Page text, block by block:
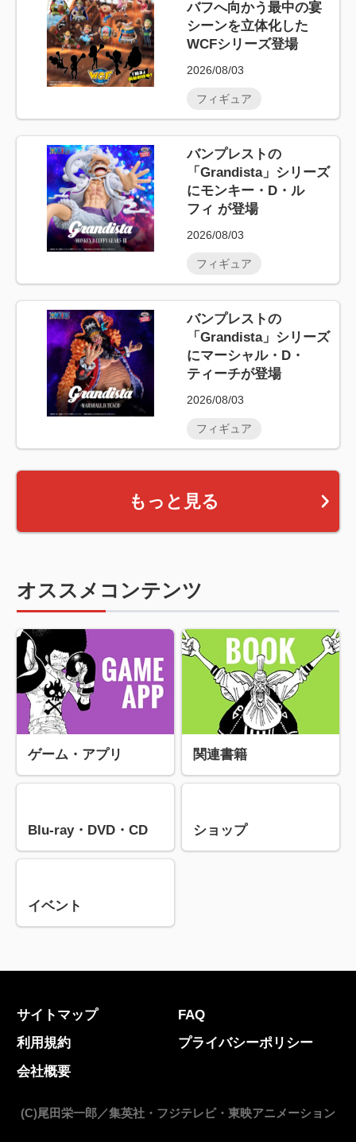
バフへ向かう最中の宴
シーンを立体化した
WCFシリーズ登場
2026/08/03
フィギュア
バンプレストの
「Grandista」シリーズ
にモンキー・D・ル
フィ が登場
2026/08/03
フィギュア
バンプレストの
「Grandista」シリーズ
にマーシャル・D・
ティーチが登場
2026/08/03
フィギュア
もっと見る
オススメコンテンツ
ゲーム・アプリ 関連書籍
Blu-ray・DVD・CD ショップ
イベント
サイトマップ
FAQ
利用規約
プライバシーポリシー
会社概要
(C)尾田栄一郎／集英社・フジテレビ・東映アニメーション